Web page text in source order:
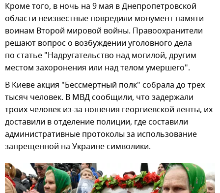
Кроме того, в ночь на 9 мая в Днепропетровской
области неизвестные повредили монумент памяти
воинам Второй мировой войны. Правоохранители
решают вопрос о возбуждении уголовного дела
по статье "Надругательство над могилой, другим
местом захоронения или над телом умершего".
В Киеве акция "Бессмертный полк" собрала до трех
тысяч человек. В МВД сообщили, что задержали
троих человек из-за ношения георгиевской ленты, их
доставили в отделение полиции, где составили
административные протоколы за использование
запрещенной на Украине символики.